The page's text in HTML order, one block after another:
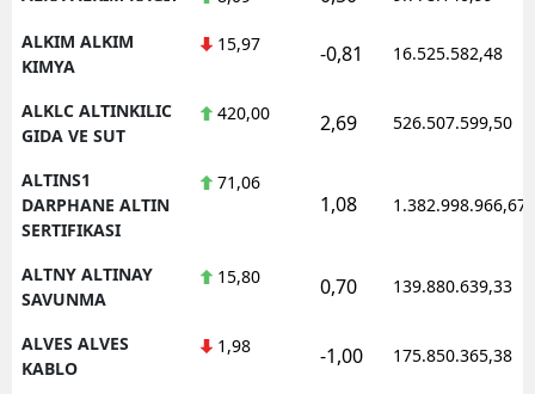
ALKIM ALKIM
KIMYA
15,97 -0,81 16.525.582,48
ALKLC ALTINKILIC
GIDA VE SUT
420,00 2,69 526.507.599,50
ALTINS1
DARPHANE ALTIN
SERTIFIKASI
71,06
1,08 1.382.998.966,67
ALTNY ALTINAY
SAVUNMA
15,80 0,70 139.880.639,33
ALVES ALVES
KABLO
1,98 -1,00 175.850.365,38